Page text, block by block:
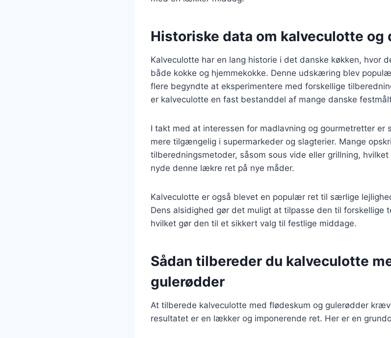
Historiske data om kalveculotte og
Kalveculotte har en lang historie i det danske køkken, hvor
både kokke og hjemmekokke. Denne udskæring blev
flere begyndte at eksperimentere med forskellige
er kalveculotte en fast bestanddel af mange danske
I takt med at interessen for madlavning og gourmetretter er
mere tilgængelig i supermarkeder og slagterier. Mange
tilberedningsmetoder, såsom sous vide eller grillning,
nyde denne lækre ret på nye måder.
Kalveculotte er også blevet en populær ret til særlige
Dens alsidighed gør det muligt at tilpasse den til forskellige
hvilket gør den til et sikkert valg til festlige middage.
Sådan tilbereder du kalveculotte
gulerødder
At tilberede kalveculotte med flødeskum og gulerødder
resultatet er en lækker og imponerende ret. Her er en